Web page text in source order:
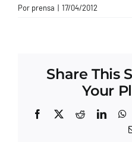
Por prensa | 17/04/2012
Share This
Your
Facebook
X Reddit